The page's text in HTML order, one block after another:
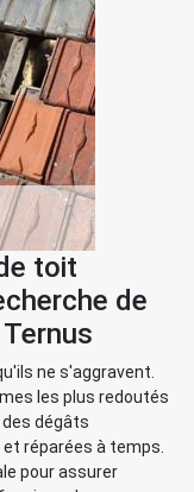
toit
de
ne s'aggravent.
les plus redoutés
dégâts
réparées à temps.
pour assurer